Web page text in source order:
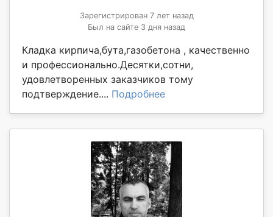
Зарегистрирован 7 лет назад
Был на сайте 3 дня назад
Кладка кирпича,бута,газобетона , качественно
и профессионально.Десятки,сотни,
удовлетворенных заказчиков тому
подтверждение.... Подробнее